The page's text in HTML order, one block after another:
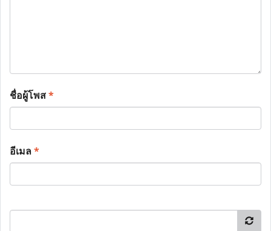
ชื่อผู้โพส*
อีเมล*